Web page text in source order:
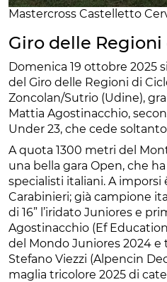
Mastercross Castelletto
Giro delle Regioni
Domenica 19 ottobre 2025
del Giro delle Regioni di
Zoncolan/Sutrio (Udine),
Mattia Agostinacchio,
Under 23, che cede
A quota 1300 metri del
una bella gara Open, che
specialisti italiani. A imporsi
Carabinieri; già campione
di 16” l’iridato Juniores e
Agostinacchio (Ef
del Mondo Juniores 2024 e
Stefano Viezzi (Alpencin
maglia tricolore 2025 di